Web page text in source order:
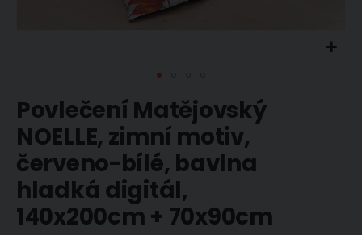
na
začátek
galerie
s
obrázky
Povlečení Matějovský
NOELLE, zimní motiv,
červeno-bílé, bavlna
hladká digitál,
140x200cm + 70x90cm